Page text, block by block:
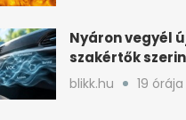
Nyáron vegyél
szakértők
illat” miatt
blikk.hu 19 órája